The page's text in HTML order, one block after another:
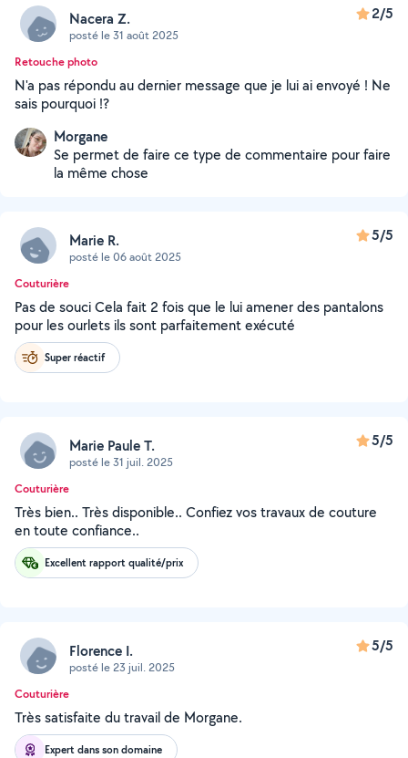
Nacera Z.
posté le 31 août 2025
2/5
Retouche photo
N'a pas répondu au dernier message que je lui ai envoyé ! Ne
sais pourquoi !?
Morgane
Se permet de faire ce type de commentaire pour faire
la même chose
Marie R.
posté le 06 août 2025
5/5
Couturière
Pas de souci Cela fait 2 fois que le lui amener des pantalons
pour les ourlets ils sont parfaitement exécuté
Super réactif
Marie Paule T.
posté le 31 juil. 2025
5/5
Couturière
Très bien.. Très disponible.. Confiez vos travaux de couture
en toute confiance..
Excellent rapport qualité/prix
Florence I.
posté le 23 juil. 2025
5/5
Couturière
Très satisfaite du travail de Morgane.
Expert dans son domaine